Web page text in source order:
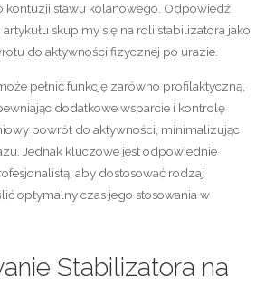
kontuzji stawu kolanowego. Odpowiedź
skupimy się na roli stabilizatora jako
do aktywności fizycznej po urazie.
pełnić funkcję zarówno profilaktyczną,
dodatkowe wsparcie i kontrolę
powrót do aktywności, minimalizując
Jednak kluczowe jest odpowiednie
aby dostosować rodzaj
optymalny czas jego stosowania w
Stabilizatora na